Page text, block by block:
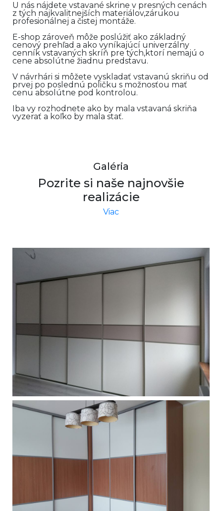
U nás nájdete vstavané skrine v presných cenách
z tých najkvalitnejších materiálov,zárukou
profesionálnej a čistej montáže.
E-shop zároveň môže poslúžiť ako základný
cenový prehľad a ako vyníkajúcí univerzálny
cenník vstavaných skríň pre tých,ktorí nemajú o
cene absolútne žiadnu predstavu.
V návrhári si môžete vyskladať vstavanú skriňu od
prvej po poslednú poličku s možnosťou mať
cenu absolútne pod kontrolou.
Iba vy rozhodnete ako by mala vstavaná skriňa
vyzerať a koľko by mala stať.
Galéria
Pozrite si naše najnovšie
realizácie
Viac